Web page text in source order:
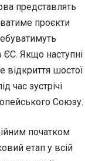
представлять
проєкти
ЄС. Якщо наступні
відкриття шостої
час зустрічі
Союзу.
початком
етап у всій